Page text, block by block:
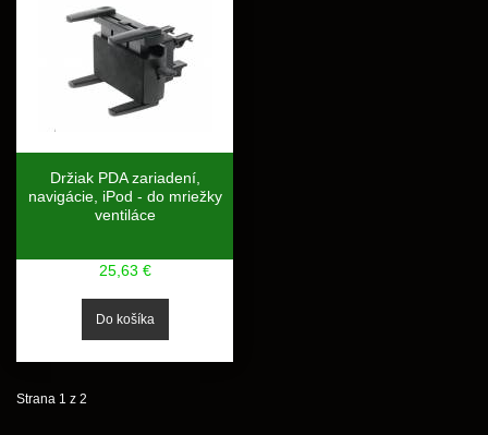
Držiak PDA zariadení,
navigácie, iPod - do mriežky
ventiláce
25,63 €
Strana 1 z 2